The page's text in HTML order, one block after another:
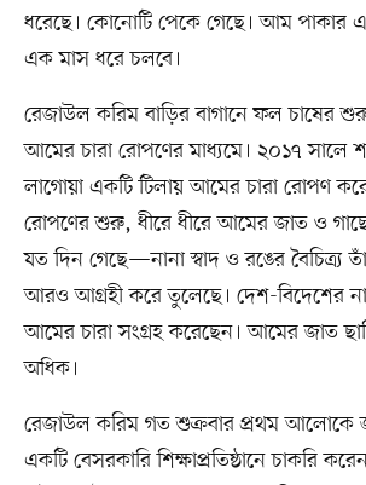
ধরেছে। কোনোটি পেকে গেছে। আম পাকার এই
এক মাস ধরে চলবে।
রেজাউল করিম বাড়ির বাগানে ফল চাষের
আমের চারা রোপণের মাধ্যমে। ২০১৭ সালে
লাগোয়া একটি টিলায় আমের চারা রোপণ
রোপণের শুরু, ধীরে ধীরে আমের জাত ও
যত দিন গেছে—নানা স্বাদ ও রঙের বৈচিত্র্য
আরও আগ্রহী করে তুলেছে। দেশ-বিদেশের
আমের চারা সংগ্রহ করেছেন। আমের জাত
অধিক।
রেজাউল করিম গত শুক্রবার প্রথম আলোকে
একটি বেসরকারি শিক্ষাপ্রতিষ্ঠানে চাকরি